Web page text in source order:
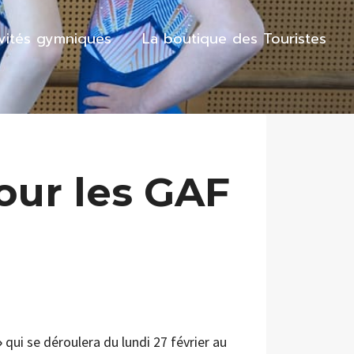
gymniques
La boutique des Touristes
les GAF
qui se déroulera du lundi 27 février au